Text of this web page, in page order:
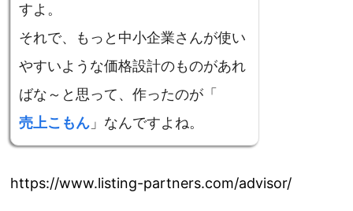
すよ。
それで、もっと中小企業さんが使い
やすいような価格設計のものがあれ
ばな～と思って、作ったのが「
売上こもん 」なんですよね。
https://www.listing-partners.com/advisor/